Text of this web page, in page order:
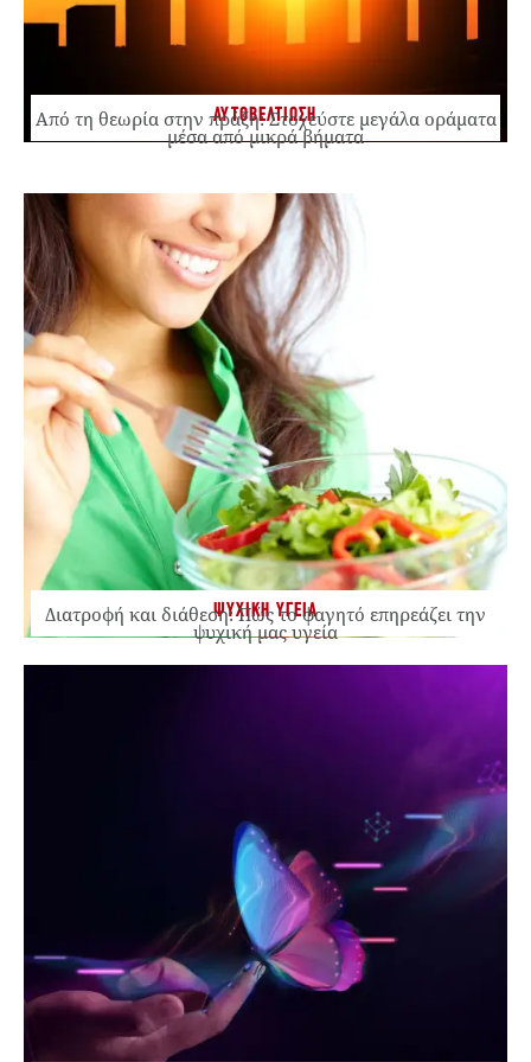
ΑΥΤΟΒΕΛΤΙΩΣΗ
Από τη θεωρία στην πράξη: Στοχεύστε μεγάλα οράματα
μέσα από μικρά βήματα
ΨΥΧΙΚΗ ΥΓΕΙΑ
Διατροφή και διάθεση: Πώς το φαγητό επηρεάζει την
ψυχική μας υγεία